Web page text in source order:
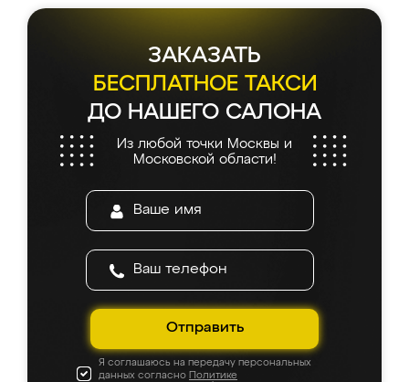
ЗАКАЗАТЬ
БЕСПЛАТНОЕ ТАКСИ
ДО НАШЕГО САЛОНА
Из любой точки Москвы и
Московской области!
Отправить
Я соглашаюсь на передачу персональных
данных согласно Политике